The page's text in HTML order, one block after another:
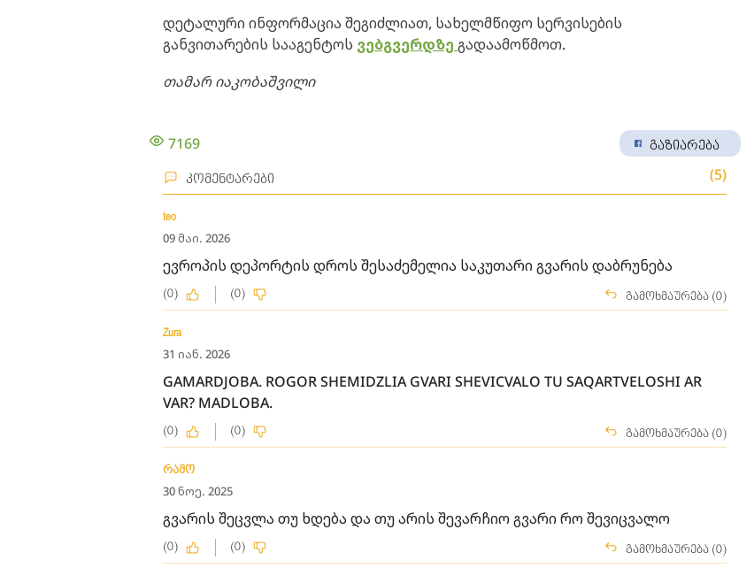
დეტალური ინფორმაცია შეგიძლიათ, სახელმწიფო სერვისების
განვითარების სააგენტოს ვებგვერდზე გადაამოწმოთ.
თამარ იაკობაშვილი
7169 გაზიარება
კომენტარები (5)
teo
09 მაი. 2026
ევროპის დეპორტის დროს შესაძემელია საკუთარი გვარის დაბრუნება
(0) (0) გამოხმაურება (0)
Zura
31 იან. 2026
GAMARDJOBA. ROGOR SHEMIDZLIA GVARI SHEVICVALO TU SAQARTVELOSHI AR
VAR? MADLOBA.
(0) (0) გამოხმაურება (0)
რამო
30 ნოე. 2025
გვარის შეცვლა თუ ხდება და თუ არის შევარჩიო გვარი რო შევიცვალო
(0) (0) გამოხმაურება (0)